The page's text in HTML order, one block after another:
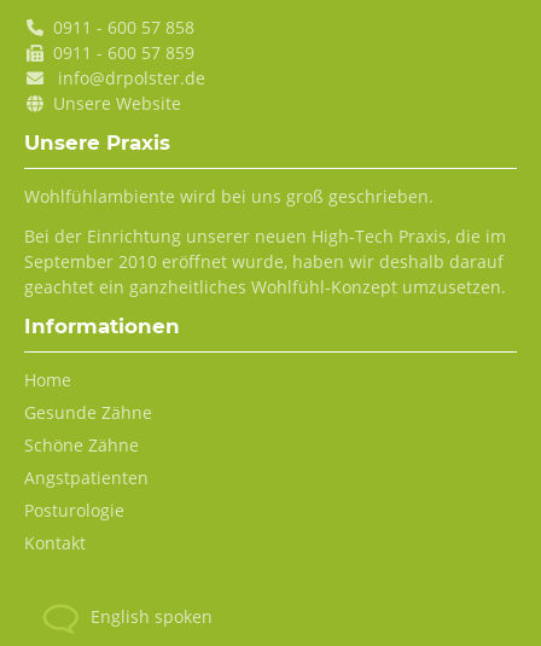
0911 - 600 57 858
0911 - 600 57 859
info@drpolster.de
Unsere Website
Unsere Praxis
Wohlfühlambiente wird bei uns groß geschrieben.
Bei der Einrichtung unserer neuen High-Tech Praxis, die im
September 2010 eröffnet wurde, haben wir deshalb darauf
geachtet ein ganzheitliches Wohlfühl-Konzept umzusetzen.
Informationen
Navigation
überspringen
Home
Gesunde Zähne
Schöne Zähne
Angstpatienten
Posturologie
Kontakt
English spoken